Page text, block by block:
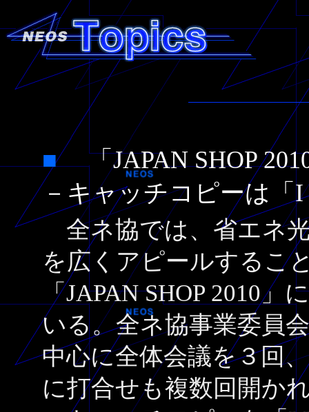
■
「JAPAN SHOP
－キャッチコピーは
全ネ協では、省エネ
を広くアピールするこ
「JAPAN SHOP 2010
いる。全ネ協事業委員
中心に全体会議を３回
に打合せも複数回開か